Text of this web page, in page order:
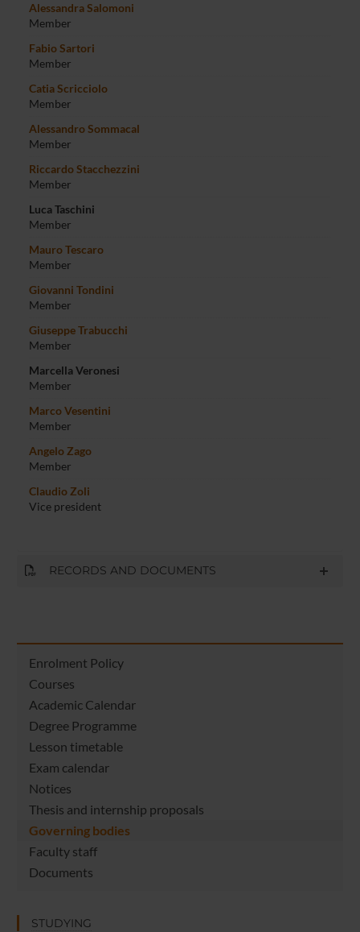
Alessandra Salomoni
Member
Fabio Sartori
Member
Catia Scricciolo
Member
Alessandro Sommacal
Member
Riccardo Stacchezzini
Member
Luca Taschini
Member
Mauro Tescaro
Member
Giovanni Tondini
Member
Giuseppe Trabucchi
Member
Marcella Veronesi
Member
Marco Vesentini
Member
Angelo Zago
Member
Claudio Zoli
Vice president
RECORDS AND DOCUMENTS
Enrolment Policy
Courses
Academic Calendar
Degree Programme
Lesson timetable
Exam calendar
Notices
Thesis and internship proposals
Governing bodies
Faculty staff
Documents
STUDYING